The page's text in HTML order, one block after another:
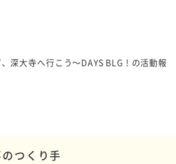
深大寺へ行こう～DAYS BLG ! の活動報
つくり手